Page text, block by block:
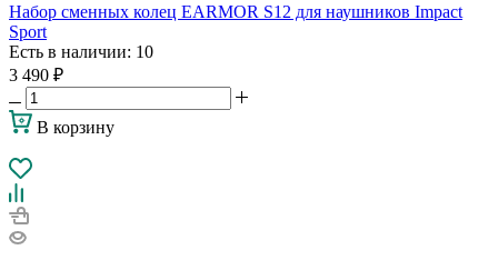
Набор сменных колец EARMOR S12 для наушников Impact
Sport
Есть в наличии: 10
3 490 ₽
В корзину